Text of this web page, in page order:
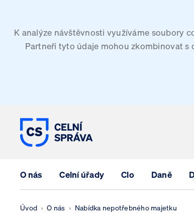
K analýze návštěvnosti využíváme soubory
Partneři tyto údaje mohou zkombinovat s
O nás Celní úřady Clo Daně
Úvod O nás Nabídka nepotřebného majetku